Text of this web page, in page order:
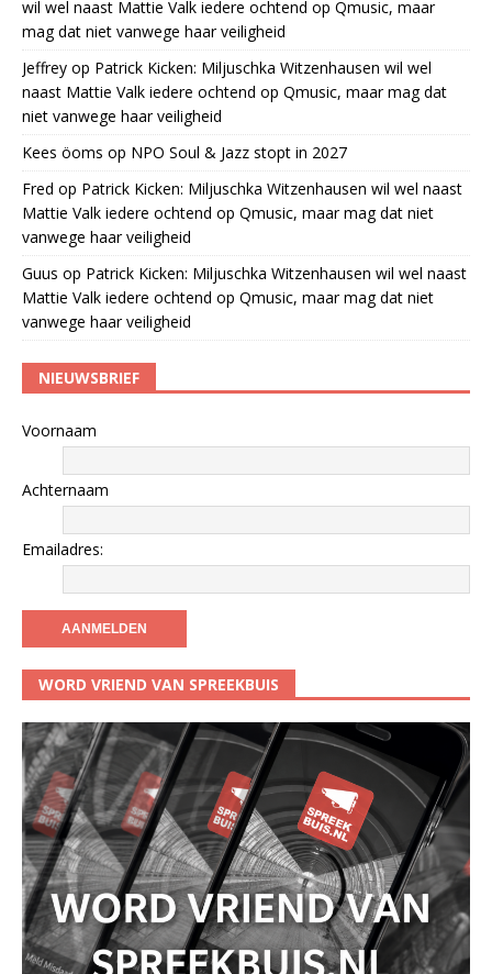
wil wel naast Mattie Valk iedere ochtend op Qmusic, maar
mag dat niet vanwege haar veiligheid
Jeffrey op Patrick Kicken: Miljuschka Witzenhausen wil wel
naast Mattie Valk iedere ochtend op Qmusic, maar mag dat
niet vanwege haar veiligheid
Kees öoms op NPO Soul & Jazz stopt in 2027
Fred op Patrick Kicken: Miljuschka Witzenhausen wil wel naast
Mattie Valk iedere ochtend op Qmusic, maar mag dat niet
vanwege haar veiligheid
Guus op Patrick Kicken: Miljuschka Witzenhausen wil wel naast
Mattie Valk iedere ochtend op Qmusic, maar mag dat niet
vanwege haar veiligheid
NIEUWSBRIEF
Voornaam
Achternaam
Emailadres:
WORD VRIEND VAN SPREEKBUIS